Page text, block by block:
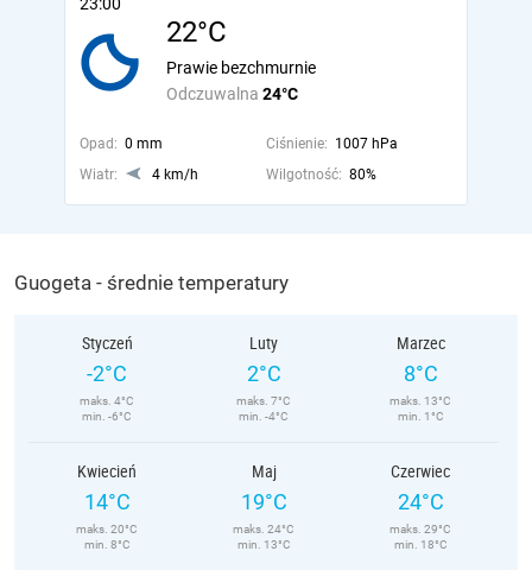
22°C
Odczuwalna 24°C
Prawie bezchmurnie
Opad: 0 mm Ciśnienie: 1007 hPa
Wiatr:
4 km/h Wilgotność: 80%
Guogeta - średnie temperatury
Styczeń
-2°C
maks. 4°C
min. -6°C
Luty
2°C
maks. 7°C
min. -4°C
Marzec
8°C
maks. 13°C
min. 1°C
Kwiecień
14°C
maks. 20°C
min. 8°C
Maj
19°C
maks. 24°C
min. 13°C
Czerwiec
24°C
maks. 29°C
min. 18°C